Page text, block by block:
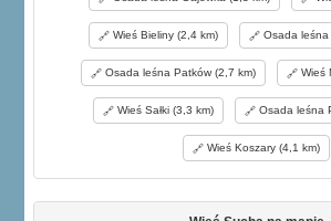
Wieś Bieliny (2,4 km) Osada leśna
Osada leśna Patków (2,7 km) Wieś
Wieś Sałki (3,3 km) Osada leśna
Wieś Koszary (4,1 km)